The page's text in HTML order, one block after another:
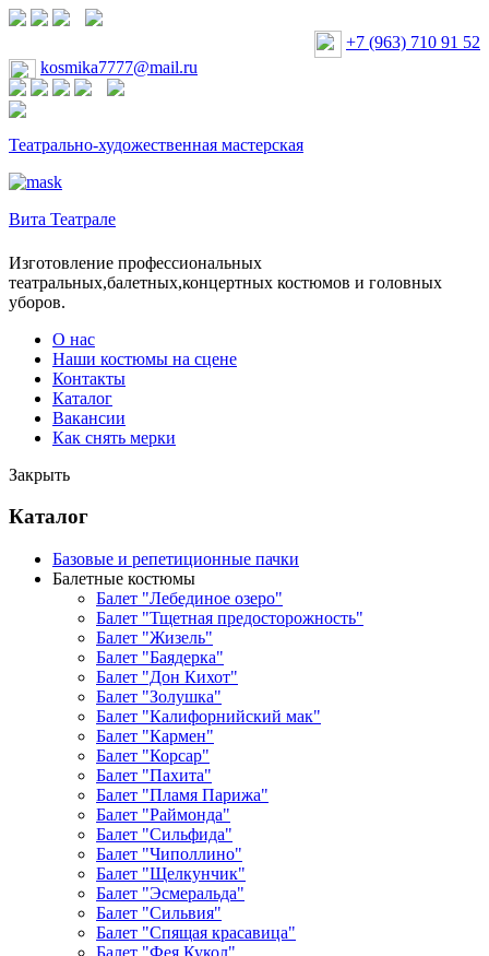
+7 (963) 710 91 52
kosmika7777@mail.ru
Театрально-художественная мастерская
Вита Театрале
Изготовление профессиональных
театральных,балетных,концертных костюмов и головных
уборов.
О нас
Наши костюмы на сцене
Контакты
Каталог
Вакансии
Как снять мерки
Закрыть
Каталог
Базовые и репетиционные пачки
Балетные костюмы
Балет "Лебединое озеро"
Балет "Тщетная предосторожность"
Балет "Жизель"
Балет "Баядерка"
Балет "Дон Кихот"
Балет "Золушка"
Балет "Калифорнийский мак"
Балет "Кармен"
Балет "Корсар"
Балет "Пахита"
Балет "Пламя Парижа"
Балет "Раймонда"
Балет "Сильфида"
Балет "Чиполлино"
Балет "Щелкунчик"
Балет "Эсмеральда"
Балет "Сильвия"
Балет "Спящая красавица"